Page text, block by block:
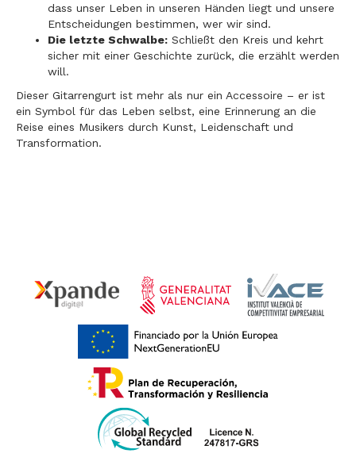
dass unser Leben in unseren Händen liegt und unsere
Entscheidungen bestimmen, wer wir sind.
Die letzte Schwalbe: Schließt den Kreis und kehrt
sicher mit einer Geschichte zurück, die erzählt werden
will.
Dieser Gitarrengurt ist mehr als nur ein Accessoire – er ist
ein Symbol für das Leben selbst, eine Erinnerung an die
Reise eines Musikers durch Kunst, Leidenschaft und
Transformation.